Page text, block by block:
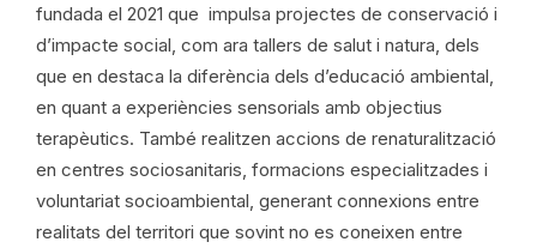
fundada el 2021 que impulsa projectes de conservació i
d’impacte social, com ara tallers de salut i natura, dels
que en destaca la diferència dels d’educació ambiental,
en quant a experiències sensorials amb objectius
terapèutics. També realitzen accions de renaturalització
en centres sociosanitaris, formacions especialitzades i
voluntariat socioambiental, generant connexions entre
realitats del territori que sovint no es coneixen entre